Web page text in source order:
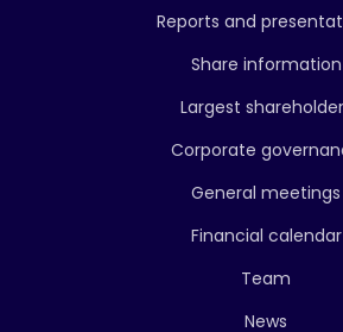
Reports and
Share information
Largest
Corporate
General meetings
Financial calendar
Team
News